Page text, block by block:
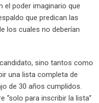
el poder imaginario que
que predican las
los cuales no deberían
sino tantos como
una lista completa de
de 30 años cumplidos.
“solo para inscribir la lista”